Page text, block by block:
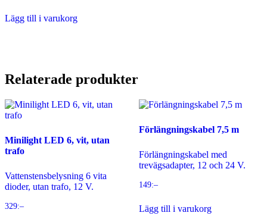
Lägg till i varukorg
Relaterade produkter
Minilight LED 6, vit, utan
trafo
Vattenstensbelysning 6 vita
dioder, utan trafo, 12 V.
329:–
Förlängningskabel 7,5 m
Förlängningskabel med
trevägsadapter, 12 och 24 V.
149:–
Lägg till i varukorg